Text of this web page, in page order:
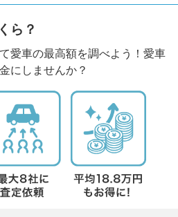
ら？
愛車の最高額を調べよう！愛車
にしませんか？